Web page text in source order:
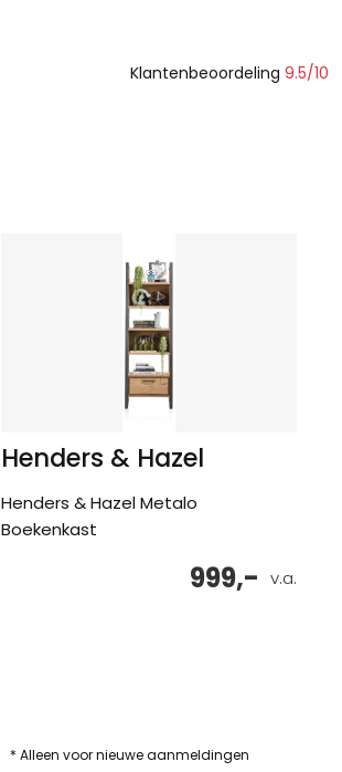
Klantenbeoordeling 9.5/10
Henders & Hazel
Henders & Hazel Metalo
Boekenkast
v.a.
999,-
* Alleen voor nieuwe aanmeldingen